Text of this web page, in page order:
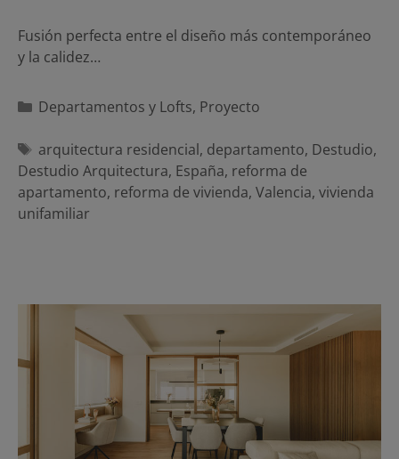
Fusión perfecta entre el diseño más contemporáneo
y la calidez…
Categorías
Departamentos y Lofts, Proyecto
Etiquetas
arquitectura residencial, departamento, Destudio,
Destudio Arquitectura, España, reforma de
apartamento, reforma de vivienda, Valencia, vivienda
unifamiliar